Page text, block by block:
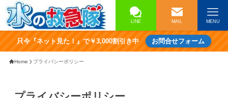
LINE MAIL MENU
只今『ネット見た！』で￥3,000割引き中 お問合せフォーム
Home プライバシーポリシー